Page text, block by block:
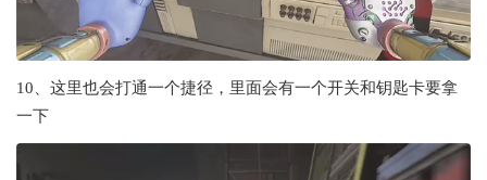
10、这里也会打通一个捷径，里面会有一个开关和钥匙卡要拿
一下